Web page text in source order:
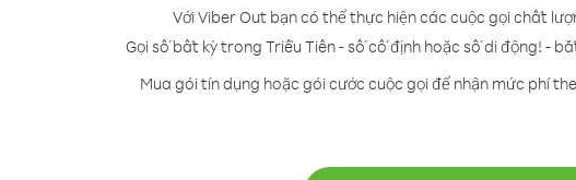
Với Viber Out bạn có thể thực hiện các cuộc gọi chất
Gọi số bất kỳ trong Triều Tiên - số cố định hoặc số di động! -
Mua gói tín dụng hoặc gói cước cuộc gọi để nhận mức phí